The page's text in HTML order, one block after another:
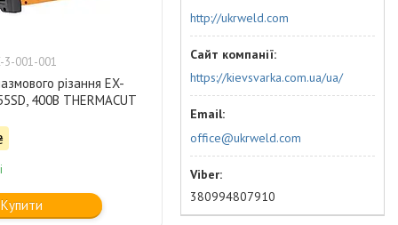
3-001-001
різання EX-
400В THERMACUT
Купити
http://ukrweld.com
https://kievsvarka.com.ua/ua/
office@ukrweld.com
380994807910